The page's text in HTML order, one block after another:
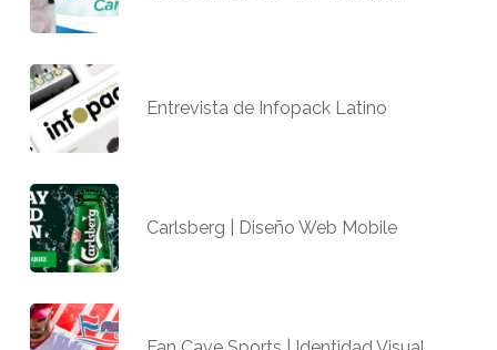
Entrevista de Infopack Latino
Carlsberg | Diseño Web Mobile